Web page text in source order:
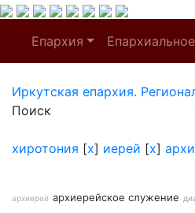
Епархия
Иркутская епархия.
Поиск
хиротония [x] иерей [x]
архиерей архиерейское служение